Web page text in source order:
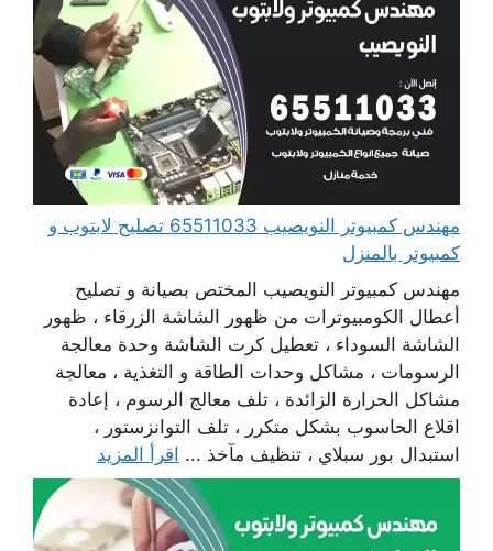
مهندس كمبيوتر النويصيب 65511033 تصليح لابتوب و
كمبيوتر بالمنزل
مهندس كمبيوتر النويصيب المختص بصيانة و تصليح
أعطال الكومبيوترات من ظهور الشاشة الزرقاء ، ظهور
الشاشة السوداء ، تعطيل كرت الشاشة وحدة معالجة
الرسومات ، مشاكل وحدات الطاقة و التغذية ، معالجة
مشاكل الحرارة الزائدة ، تلف معالج الرسوم ، إعادة
اقلاع الحاسوب بشكل متكرر ، تلف التوانزستور ،
استبدال بور سبلاي ، تنظيف مآخذ ... اقرأ المزيد